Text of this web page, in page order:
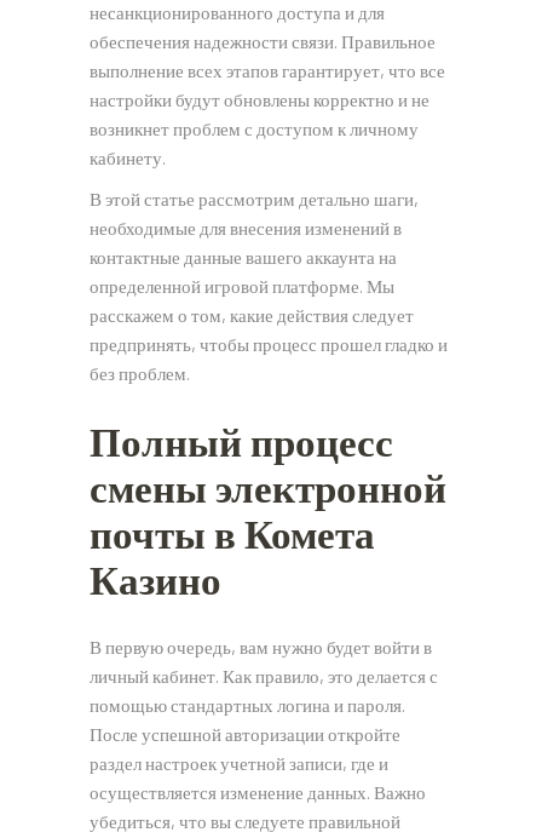
несанкционированного доступа и для
обеспечения надежности связи. Правильное
выполнение всех этапов гарантирует, что все
настройки будут обновлены корректно и не
возникнет проблем с доступом к личному
кабинету.
В этой статье рассмотрим детально шаги,
необходимые для внесения изменений в
контактные данные вашего аккаунта на
определенной игровой платформе. Мы
расскажем о том, какие действия следует
предпринять, чтобы процесс прошел гладко и
без проблем.
Полный процесс
смены электронной
почты в Комета
Казино
В первую очередь, вам нужно будет войти в
личный кабинет. Как правило, это делается с
помощью стандартных логина и пароля.
После успешной авторизации откройте
раздел настроек учетной записи, где и
осуществляется изменение данных. Важно
убедиться, что вы следуете правильной